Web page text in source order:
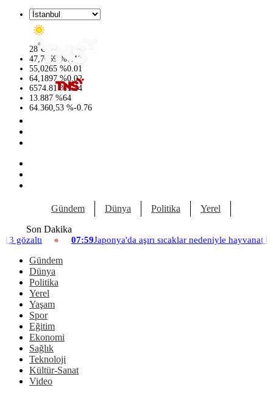
28°C
47,7069 %0.17
55,0265 %0.01
64,1897 %0.02
6574.81 %1.44
13.887 %64
64.360,53 %-0.76
Gündem Dünya Politika Yerel
Son Dakika
07:59Japonya'da aşırı sıcaklar nedeniyle hayvanat bahçesinde üç
Gündem
Dünya
Politika
Yerel
Yaşam
Spor
Eğitim
Ekonomi
Sağlık
Teknoloji
Kültür-Sanat
Video